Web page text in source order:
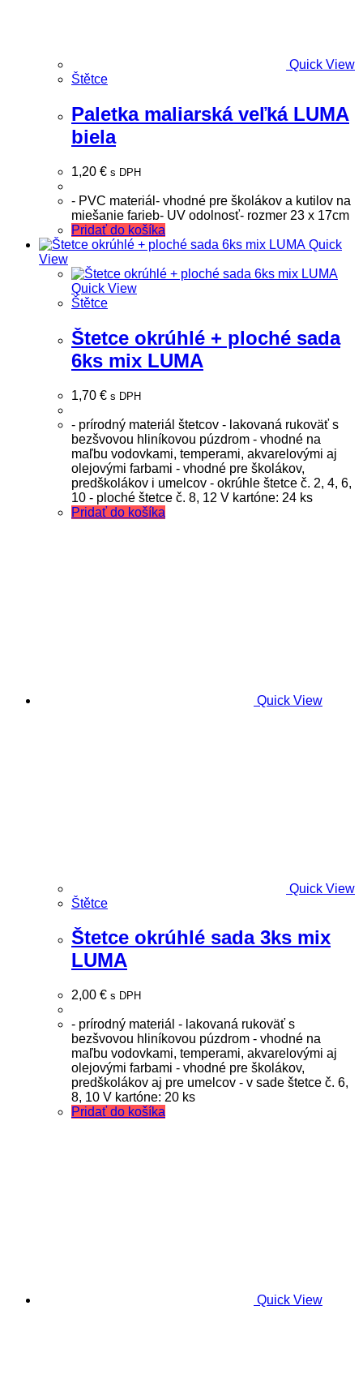
Quick View
Štětce
Paletka maliarská veľká LUMA
biela
1,20 € s DPH
- PVC materiál- vhodné pre školákov a kutilov na
miešanie farieb- UV odolnosť- rozmer 23 x 17cm
Pridať do košíka
Quick
View
Quick View
Štětce
Štetce okrúhlé + ploché sada
6ks mix LUMA
1,70 € s DPH
- prírodný materiál štetcov - lakovaná rukoväť s
bezšvovou hliníkovou púzdrom - vhodné na
maľbu vodovkami, temperami, akvarelovými aj
olejovými farbami - vhodné pre školákov,
predškolákov i umelcov - okrúhle štetce č. 2, 4, 6,
10 - ploché štetce č. 8, 12 V kartóne: 24 ks
Pridať do košíka
Quick View
Quick View
Štětce
Štetce okrúhlé sada 3ks mix
LUMA
2,00 € s DPH
- prírodný materiál - lakovaná rukoväť s
bezšvovou hliníkovou púzdrom - vhodné na
maľbu vodovkami, temperami, akvarelovými aj
olejovými farbami - vhodné pre školákov,
predškolákov aj pre umelcov - v sade štetce č. 6,
8, 10 V kartóne: 20 ks
Pridať do košíka
Quick View